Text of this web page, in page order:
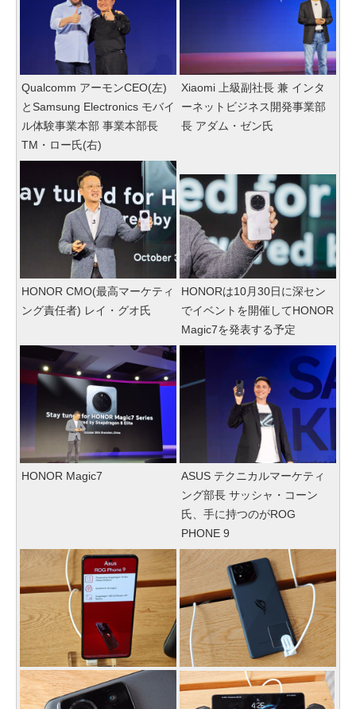
Qualcomm アーモンCEO(左)
とSamsung Electronics モバイ
ル体験事業本部 事業本部長
TM・ロー氏(右)
Xiaomi 上級副社長 兼 インタ
ーネットビジネス開発事業部
長 アダム・ゼン氏
HONOR CMO(最高マーケティ
ング責任者) レイ・グオ氏
HONORは10月30日に深セン
でイベントを開催してHONOR
Magic7を発表する予定
HONOR Magic7
ASUS テクニカルマーケティ
ング部長 サッシャ・コーン
氏、手に持つのがROG
PHONE 9